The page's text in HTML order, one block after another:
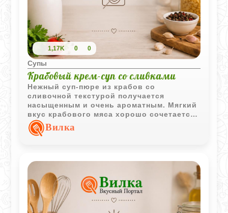
1,17K 0 0
Супы
Крабовый крем-суп со сливками
Нежный суп-пюре из крабов со
сливочной текстурой получается
насыщенным и очень ароматным. Мягкий
вкус крабового мяса хорошо сочетается
с молочной основой и хрустящими
гренками.
Вилка